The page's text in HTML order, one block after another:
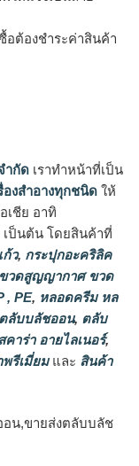
อต้องชำระค่าสินค้า
ำกัด เราทำหน้าที่เป็น
งสำอางทุกชนิด ให้
เชีย อาทิ
เป็นต้น โดยสินค้าที่
ว, กระปุกอะคริลิค
ขวดสูญญากาศ ขวด
, PE, หลอดครีม หล
ตลับบลัชออน, ตลับ
คาร่า อายไลเนอร์,
รีเมี่ยมและ สินค้า
น,ขายส่งตลับบลัช